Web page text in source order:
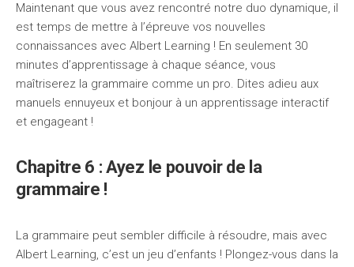
Maintenant que vous avez rencontré notre duo dynamique, il
est temps de mettre à l’épreuve vos nouvelles
connaissances avec Albert Learning ! En seulement 30
minutes d’apprentissage à chaque séance, vous
maîtriserez la grammaire comme un pro. Dites adieu aux
manuels ennuyeux et bonjour à un apprentissage interactif
et engageant !
Chapitre 6 : Ayez le pouvoir de la
grammaire !
La grammaire peut sembler difficile à résoudre, mais avec
Albert Learning, c’est un jeu d’enfants ! Plongez-vous dans la